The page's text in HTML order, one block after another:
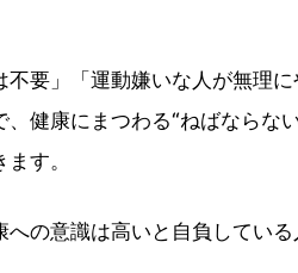
要」「運動嫌いな人が無理
健康にまつわる“ねばならな
す。
の意識は高いと自負している